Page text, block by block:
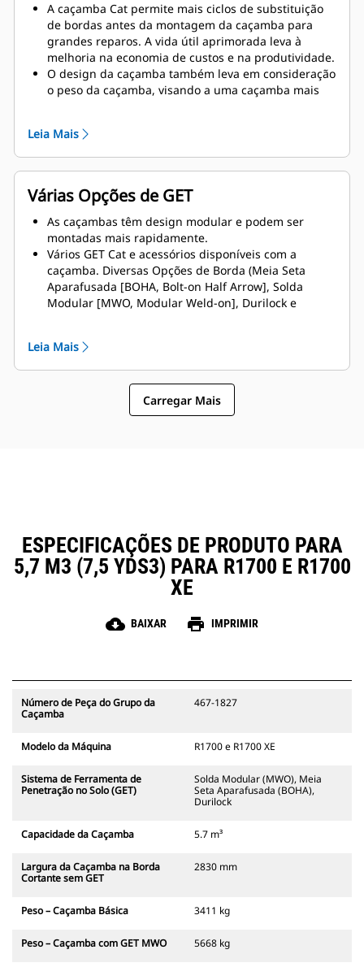
A caçamba Cat permite mais ciclos de substituição
de bordas antes da montagem da caçamba para
grandes reparos. A vida útil aprimorada leva à
melhoria na economia de custos e na produtividade.
O design da caçamba também leva em consideração
o peso da caçamba, visando a uma caçamba mais
Cat GET também oferece grandes vantagens
competitivas.
Leia Mais
Várias Opções de GET
As caçambas têm design modular e podem ser
montadas mais rapidamente.
Vários GET Cat e acessórios disponíveis com a
caçamba. Diversas Opções de Borda (Meia Seta
Aparafusada [BOHA, Bolt-on Half Arrow], Solda
Modular [MWO, Modular Weld-on], Durilock e
contra rochas reduz o derramamento de rochas na
parte traseira da caçamba, reduzindo, portanto, as
chances de danificar a lança/braço de elevação e
componentes, etc.
A Caterpillar oferece a caçamba e um conjunto
Leia Mais
Carregar Mais
ESPECIFICAÇÕES DE PRODUTO PARA
5,7 M3 (7,5 YDS3) PARA R1700 E R1700
XE
cloud_download BAIXAR print IMPRIMIR
Número de Peça do Grupo da
Caçamba
467-1827
Modelo da Máquina R1700 e R1700 XE
Sistema de Ferramenta de
Penetração no Solo (GET)
Solda Modular (MWO), Meia
Seta Aparafusada (BOHA),
Durilock
Capacidade da Caçamba 5.7 m³
Largura da Caçamba na Borda
Cortante sem GET
2830 mm
Peso – Caçamba Básica 3411 kg
Peso – Caçamba com GET MWO 5668 kg